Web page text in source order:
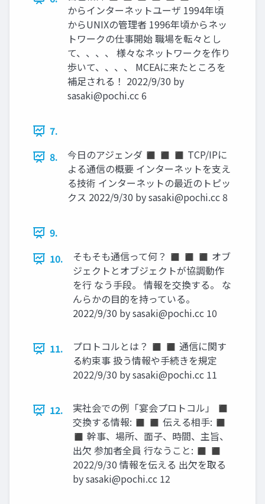
からインターネットユーザ 1994年頃
からUNIXの管理者 1996年頃からネッ
トワークの仕事開始 職場を転々とし
て、、、、 様々なネットワークを作り
歩いて、、、、 MCEAに来たところを
補足される！ 2022/9/30 by
sasaki@pochi.cc6
7.
8.
今日のアジェンダ ◼ ◼ ◼ TCP/IPに
よる通信の概要 インターネットを支え
る技術 インターネットの最近のトピッ
クス 2022/9/30 bysasaki@pochi.cc8
9.
10.
そもそも通信って何？ ◼ ◼ ◼ オブ
ジェクトとオブジェクトが協調動作
を行 なう手段。 情報を交換する。 な
んらかの目的を持っている。
2022/9/30 bysasaki@pochi.cc 10
11.
プロトコルとは？ ◼ ◼ 通信に関す
る約束事 扱う情報や手続きを規定
2022/9/30 bysasaki@pochi.cc 11
12.
実社会での例「宴会プロトコル」 ◼
交換する情報: ◼ ◼ 伝える相手: ◼
◼ 幹事、場所、面子、時間、主旨、
出欠 参加者全員 行なうこと: ◼ ◼
2022/9/30 情報を伝える 出欠を取る
bysasaki@pochi.cc 12